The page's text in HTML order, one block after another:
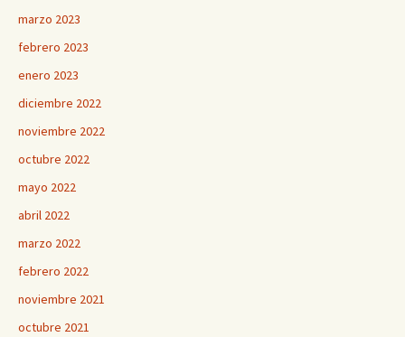
marzo 2023
febrero 2023
enero 2023
diciembre 2022
noviembre 2022
octubre 2022
mayo 2022
abril 2022
marzo 2022
febrero 2022
noviembre 2021
octubre 2021